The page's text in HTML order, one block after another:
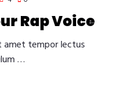
Rap Voice
amet tempor lectus
…